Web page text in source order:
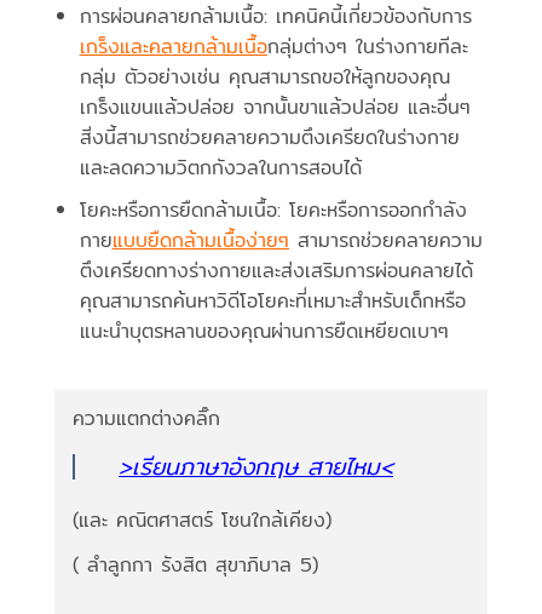
การผ่อนคลายกล้ามเนื้อ: เทคนิคนี้เกี่ยวข้องกับการ
เกร็งและคลายกล้ามเนื้อกลุ่มต่างๆ ในร่างกายทีละ
กลุ่ม ตัวอย่างเช่น คุณสามารถขอให้ลูกของคุณ
เกร็งแขนแล้วปล่อย จากนั้นขาแล้วปล่อย และอื่นๆ
สิ่งนี้สามารถช่วยคลายความตึงเครียดในร่างกาย
และลดความวิตกกังวลในการสอบได้
โยคะหรือการยืดกล้ามเนื้อ: โยคะหรือการออกกำลัง
กายแบบยืดกล้ามเนื้อง่ายๆ สามารถช่วยคลายความ
ตึงเครียดทางร่างกายและส่งเสริมการผ่อนคลายได้
คุณสามารถค้นหาวิดีโอโยคะที่เหมาะสำหรับเด็กหรือ
แนะนำบุตรหลานของคุณผ่านการยืดเหยียดเบาๆ
ความแตกต่างคลิ๊ก
>เรียนภาษาอังกฤษ สายไหม<
(และ คณิตศาสตร์ โซนใกล้เคียง)
( ลำลูกกา รังสิต สุขาภิบาล 5)